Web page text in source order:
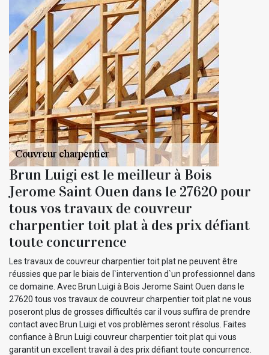
Brun Luigi est le meilleur à Bois
Jerome Saint Ouen dans le 27620 pour
tous vos travaux de couvreur
charpentier toit plat à des prix défiant
toute concurrence
Les travaux de couvreur charpentier toit plat ne peuvent être
réussies que par le biais de l`intervention d`un professionnel dans
ce domaine. Avec Brun Luigi à Bois Jerome Saint Ouen dans le
27620 tous vos travaux de couvreur charpentier toit plat ne vous
poseront plus de grosses difficultés car il vous suffira de prendre
contact avec Brun Luigi et vos problèmes seront résolus. Faites
confiance à Brun Luigi couvreur charpentier toit plat qui vous
garantit un excellent travail à des prix défiant toute concurrence.